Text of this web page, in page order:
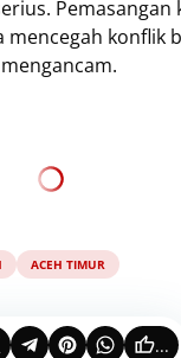
Pemasangan
konflik
ACEH TIMUR
...